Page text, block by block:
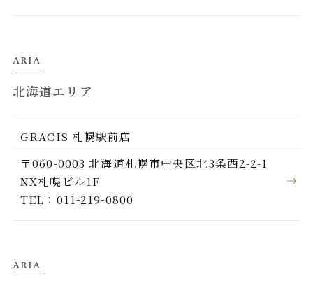
ARIA
北海道エリア
GRACIS 札幌駅前店
〒060-0003 北海道札幌市中央区北3条西2-2-1
NX札幌ビル1F
TEL：011-219-0800
ARIA